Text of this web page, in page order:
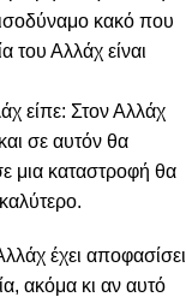
κακό που
του Αλλάχ είναι
είπε: Στον Αλλάχ
σε αυτόν θα
μια καταστροφή θα
έχει αποφασίσει
ακόμα κι αν αυτό